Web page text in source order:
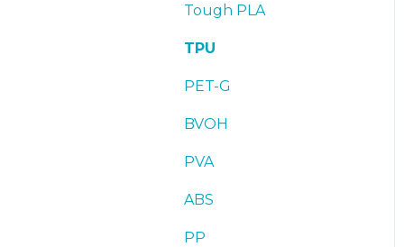
Troubleshooting
Resolución de
Tough PLA
TPU
PET-G
BVOH
PVA
ABS
PP